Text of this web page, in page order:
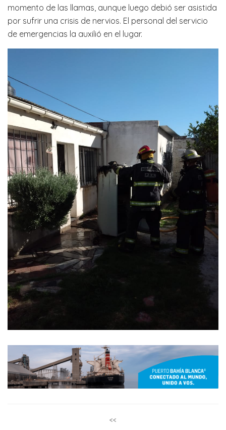
momento de las llamas, aunque luego debió ser asistida
por sufrir una crisis de nervios. El personal del servicio
de emergencias la auxilió en el lugar.
<<